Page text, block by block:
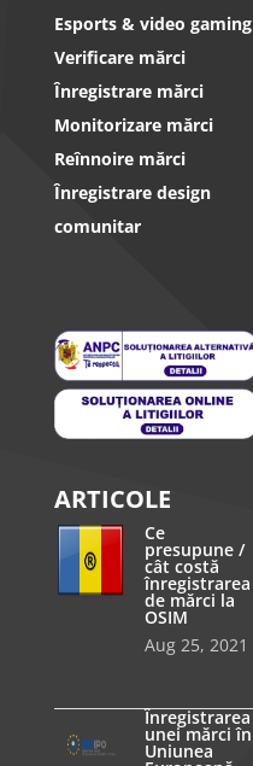
Esports & video gaming
Verificare mărci
Înregistrare mărci
Monitorizare mărci
Reînnoire mărci
Înregistrare design
comunitar
ARTICOLE
Ce
presupune /
cât costă
înregistrarea
de mărci la
OSIM
Aug 25, 2021
Înregistrarea
unei mărci în
Uniunea